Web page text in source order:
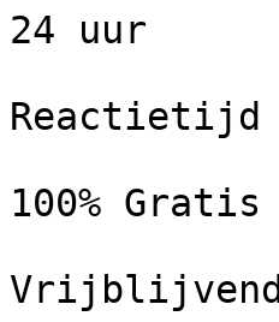
24 uur
Reactietijd
100% Gratis
Vrijblijvend